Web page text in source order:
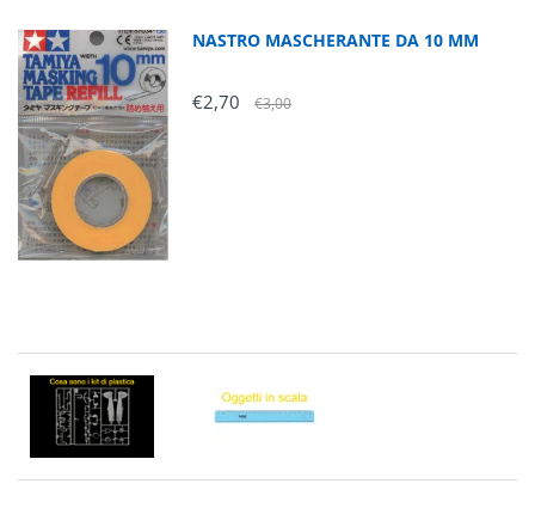
NASTRO MASCHERANTE DA 10 MM
€2,70 €3,00